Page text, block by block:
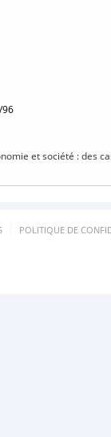
96
et société : des
POLITIQUE DE